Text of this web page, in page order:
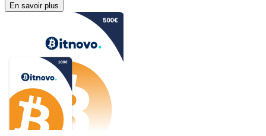
En savoir plus